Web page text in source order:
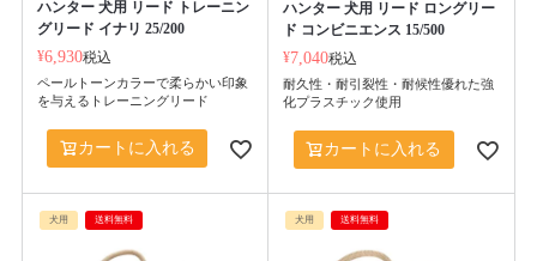
ハンター 犬用 リード トレーニン
グリード イナリ 25/200
¥6,930税込
ペールトーンカラーで柔らかい印象
を与えるトレーニングリード
カートに入れる
ハンター 犬用 リード ロングリー
ド コンビニエンス 15/500
¥7,040税込
耐久性・耐引裂性・耐候性優れた強
化プラスチック使用
カートに入れる
犬用 送料無料 犬用 送料無料